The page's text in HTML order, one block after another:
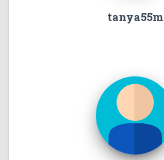
tanya55m